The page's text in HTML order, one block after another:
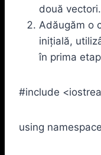
două vectori.
Adăugăm o
inițială,
în prima
#include
using